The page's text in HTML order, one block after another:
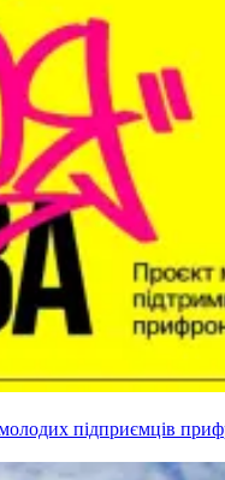
підприємців